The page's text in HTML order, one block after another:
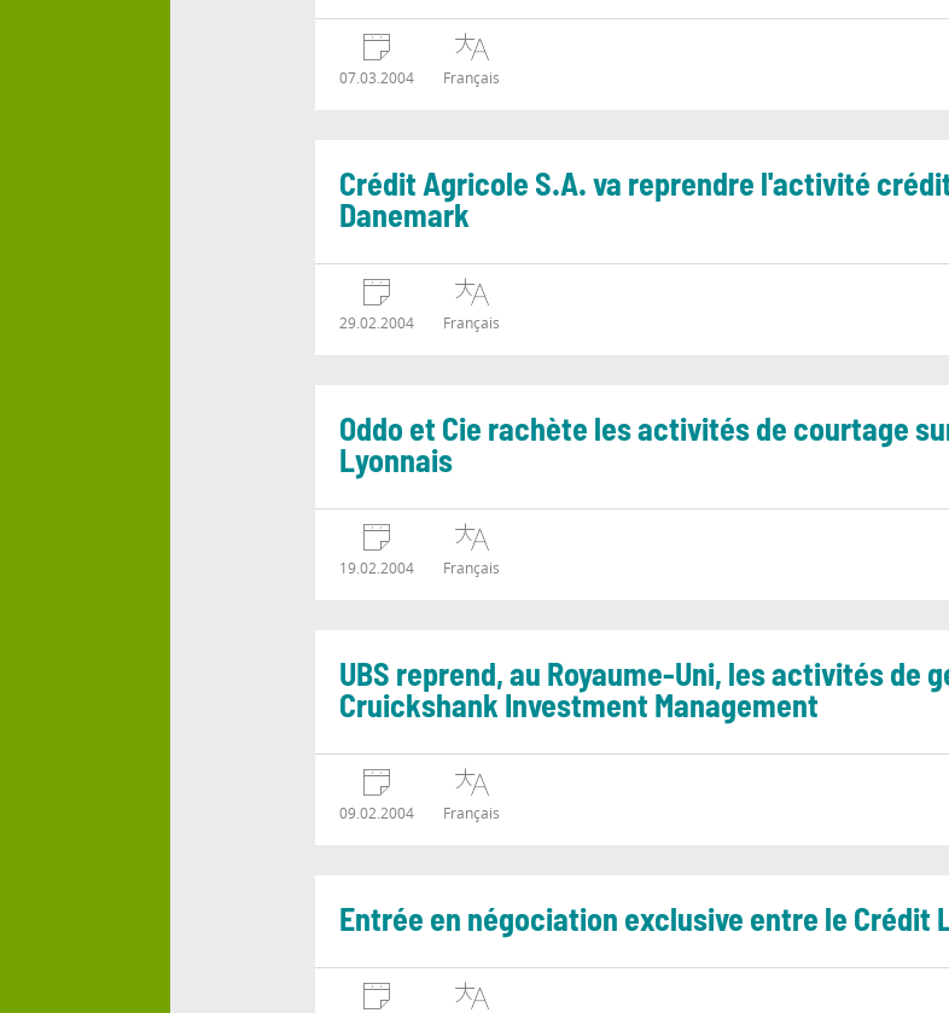
07.03.2004 Français
Crédit Agricole S.A. va reprendre l'activité
Danemark
29.02.2004 Français
Oddo et Cie rachète les activités de courtage
Lyonnais
19.02.2004 Français
UBS reprend, au Royaume-Uni, les activités de
Cruickshank Investment Management
09.02.2004 Français
Entrée en négociation exclusive entre le Crédit